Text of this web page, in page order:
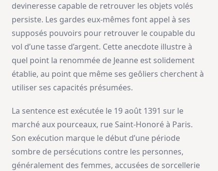
devineresse capable de retrouver les objets volés
persiste. Les gardes eux-mêmes font appel à ses
supposés pouvoirs pour retrouver le coupable du
vol d’une tasse d’argent. Cette anecdote illustre à
quel point la renommée de Jeanne est solidement
établie, au point que même ses geôliers cherchent à
utiliser ses capacités présumées.
La sentence est exécutée le 19 août 1391 sur le
marché aux pourceaux, rue Saint-Honoré à Paris.
Son exécution marque le début d’une période
sombre de persécutions contre les personnes,
généralement des femmes, accusées de sorcellerie